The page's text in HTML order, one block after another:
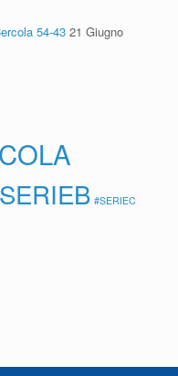
54-43 21 Giugno
#SERIEC